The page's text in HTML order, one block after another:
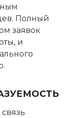
Полный
заявок
и